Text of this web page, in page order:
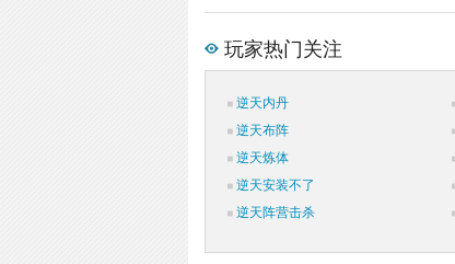
玩家热门关注
逆天内丹
逆天布阵
逆天炼体
逆天安装不了
逆天阵营击杀